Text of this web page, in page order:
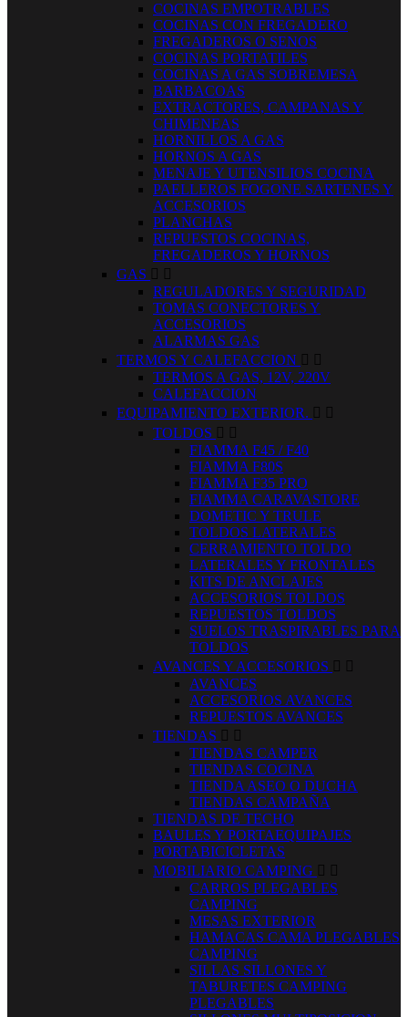
COCINAS EMPOTRABLES
COCINAS CON FREGADERO
FREGADEROS O SENOS
COCINAS PORTATILES
COCINAS A GAS SOBREMESA
BARBACOAS
EXTRACTORES, CAMPANAS Y
CHIMENEAS
HORNILLOS A GAS
HORNOS A GAS
MENAJE Y UTENSILIOS COCINA
PAELLEROS FOGONE SARTENES Y
ACCESORIOS
PLANCHAS
REPUESTOS COCINAS,
FREGADEROS Y HORNOS
GAS  
REGULADORES Y SEGURIDAD
TOMAS CONECTORES Y
ACCESORIOS
ALARMAS GAS
TERMOS Y CALEFACCION  
TERMOS A GAS, 12V, 220V
CALEFACCION
EQUIPAMIENTO EXTERIOR.  
TOLDOS  
FIAMMA F45 / F40
FIAMMA F80S
FIAMMA F35 PRO
FIAMMA CARAVASTORE
DOMETIC Y TRULE
TOLDOS LATERALES
CERRAMIENTO TOLDO
LATERALES Y FRONTALES
KITS DE ANCLAJES
ACCESORIOS TOLDOS
REPUESTOS TOLDOS
SUELOS TRASPIRABLES PARA
TOLDOS
AVANCES Y ACCESORIOS  
AVANCES
ACCESORIOS AVANCES
REPUESTOS AVANCES
TIENDAS  
TIENDAS CAMPER
TIENDAS COCINA
TIENDA ASEO O DUCHA
TIENDAS CAMPAÑA
TIENDAS DE TECHO
BAULES Y PORTAEQUIPAJES
PORTABICICLETAS
MOBILIARIO CAMPING  
CARROS PLEGABLES
CAMPING
MESAS EXTERIOR
HAMACAS CAMA PLEGABLES
CAMPING
SILLAS SILLONES Y
TABURETES CAMPING
PLEGABLES